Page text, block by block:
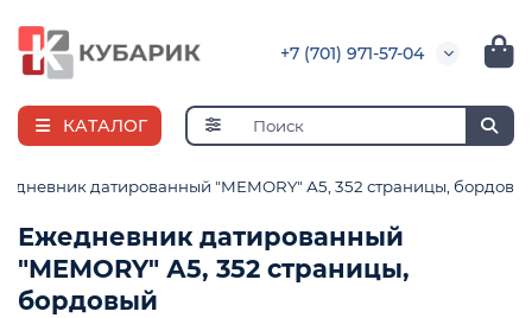
+7 (701) 971-57-04
КАТАЛОГ
датированный "MEMORY" А5, 352 страницы,
Ежедневник датированный
"MEMORY" А5, 352 страницы,
бордовый